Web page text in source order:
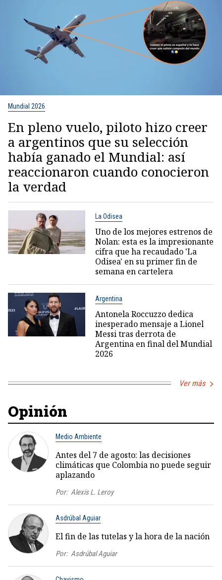
Mundial 2026
En pleno vuelo, piloto hizo creer
a argentinos que su selección
había ganado el Mundial: así
reaccionaron cuando conocieron
la verdad
La Odisea
Uno de los mejores estrenos de
Nolan: esta es la impresionante
cifra que ha recaudado 'La
Odisea' en su primer fin de
semana en cartelera
Argentina
Antonela Roccuzzo dedica
inesperado mensaje a Lionel
Messi tras derrota de
Argentina en final del Mundial
2026
Ver más
Opinión
Medio Ambiente
Antes del 7 de agosto: las decisiones
climáticas que Colombia no puede seguir
aplazando
Por: Alexis L. Leroy
Asdrúbal Aguiar
El fin de las tutelas y la hora de la nación
Por: Asdrúbal Aguiar